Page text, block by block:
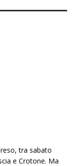
tra sabato
e Crotone. Ma